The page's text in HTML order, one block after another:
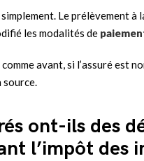
Le prélèvement à
les modalités de
avant, si l’assuré est
source.
ont-ils des
l’impôt des